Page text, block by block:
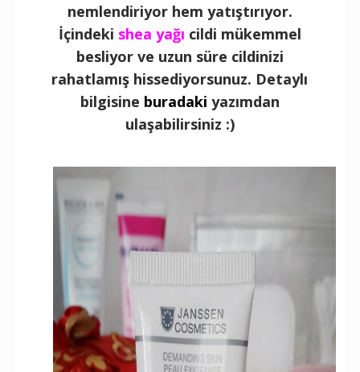
nemlendiriyor hem yatıştırıyor.
İçindeki shea yağı cildi mükemmel
besliyor ve uzun süre cildinizi
rahatlamış hissediyorsunuz. Detaylı
bilgisine buradaki yazımdan
ulaşabilirsiniz :)